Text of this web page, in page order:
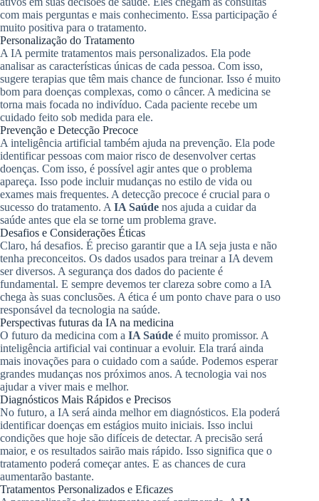
com mais perguntas e mais conhecimento. Essa participação é
muito positiva para o tratamento.
Personalização do Tratamento
A IA permite tratamentos mais personalizados. Ela pode
analisar as características únicas de cada pessoa. Com isso,
sugere terapias que têm mais chance de funcionar. Isso é muito
bom para doenças complexas, como o câncer. A medicina se
torna mais focada no indivíduo. Cada paciente recebe um
cuidado feito sob medida para ele.
Prevenção e Detecção Precoce
A inteligência artificial também ajuda na prevenção. Ela pode
identificar pessoas com maior risco de desenvolver certas
doenças. Com isso, é possível agir antes que o problema
apareça. Isso pode incluir mudanças no estilo de vida ou
exames mais frequentes. A detecção precoce é crucial para o
sucesso do tratamento. A IA Saúde nos ajuda a cuidar da
saúde antes que ela se torne um problema grave.
Desafios e Considerações Éticas
Claro, há desafios. É preciso garantir que a IA seja justa e não
tenha preconceitos. Os dados usados para treinar a IA devem
ser diversos. A segurança dos dados do paciente é
fundamental. E sempre devemos ter clareza sobre como a IA
chega às suas conclusões. A ética é um ponto chave para o uso
responsável da tecnologia na saúde.
Perspectivas futuras da IA na medicina
O futuro da medicina com a IA Saúde é muito promissor. A
inteligência artificial vai continuar a evoluir. Ela trará ainda
mais inovações para o cuidado com a saúde. Podemos esperar
grandes mudanças nos próximos anos. A tecnologia vai nos
ajudar a viver mais e melhor.
Diagnósticos Mais Rápidos e Precisos
No futuro, a IA será ainda melhor em diagnósticos. Ela poderá
identificar doenças em estágios muito iniciais. Isso inclui
condições que hoje são difíceis de detectar. A precisão será
maior, e os resultados sairão mais rápido. Isso significa que o
tratamento poderá começar antes. E as chances de cura
aumentarão bastante.
Tratamentos Personalizados e Eficazes